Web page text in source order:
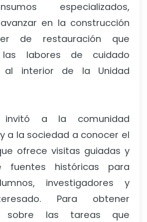
especializados,
en la construcción
de restauración que
las labores de cuidado
al interior de la Unidad
invitó a la comunidad
a la sociedad a conocer el
ofrece visitas guiadas y
fuentes históricas para
investigadores y
Para obtener
sobre las tareas que